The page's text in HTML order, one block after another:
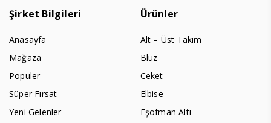
Şirket Bilgileri
Anasayfa
Mağaza
Populer
Süper Fırsat
Yeni Gelenler
Ürünler
Alt – Üst Takım
Bluz
Ceket
Elbise
Eşofman Altı